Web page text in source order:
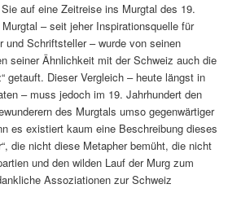
auf eine Zeitreise ins Murgtal des 19.
– seit jeher Inspirationsquelle für
und Schriftsteller – wurde von seinen
seiner Ähnlichkeit mit der Schweiz auch die
getauft. Dieser Vergleich – heute längst in
– muss jedoch im 19. Jahrhundert den
des Murgtals umso gegenwärtiger
es existiert kaum eine Beschreibung dieses
die nicht diese Metapher bemüht, die nicht
und den wilden Lauf der Murg zum
Assoziationen zur Schweiz